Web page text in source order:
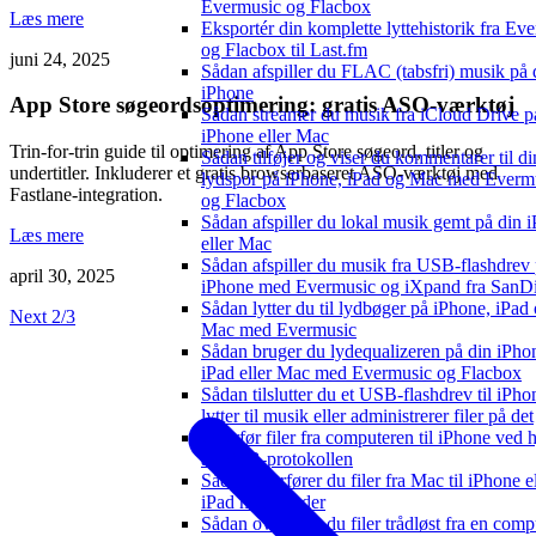
Evermusic og Flacbox
Eksportér din komplette lyttehistorik fra
og Flacbox til Last.fm
Sådan afspiller du FLAC (tabsfri) musik på
iPhone
Sådan streamer du musik fra iCloud Drive
iPhone eller Mac
Sådan tilføjer og viser du kommentarer til
lydspor på iPhone, iPad og Mac med
og Flacbox
Sådan afspiller du lokal musik gemt på din
eller Mac
Sådan afspiller du musik fra USB-flashdrev
iPhone med Evermusic og iXpand fra
Sådan lytter du til lydbøger på iPhone, iPad
Mac med Evermusic
Sådan bruger du lydequalizeren på din
iPad eller Mac med Evermusic og Flacbox
Sådan tilslutter du et USB-flashdrev til
lytter til musik eller administrerer filer på det
Overfør filer fra computeren til iPhone ved
af SMB-protokollen
Sådan overfører du filer fra Mac til iPhone
iPad med Finder
Sådan overfører du filer trådløst fra en
Læs mere
juni 24, 2025
App Store søgeordsoptimering: gratis ASO-værktøj
Trin-for-trin guide til optimering af App Store søgeord, titler og
undertitler. Inkluderer et gratis browserbaseret ASO-værktøj med
Fastlane-integration.
Læs mere
april 30, 2025
Next 2/3